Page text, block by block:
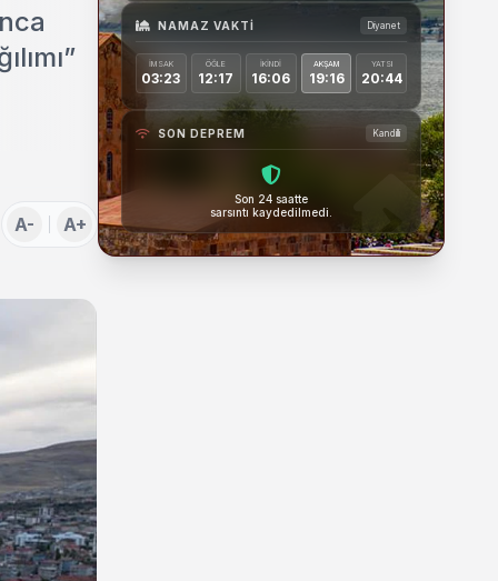
A- A+
NAMAZ VAKTI Diyanet
İMSAK
03:23
ÖĞLE
12:17
İKINDI
16:06
AKŞAM
19:16
YATSI
20:44
SON DEPREM Kandilli
Son 24 saatte
sarsıntı kaydedilmedi.